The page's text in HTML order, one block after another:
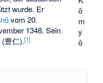
ō
m
y
ō
wurde. Er
vom 20.
1348. Sein
(豊仁).[1]